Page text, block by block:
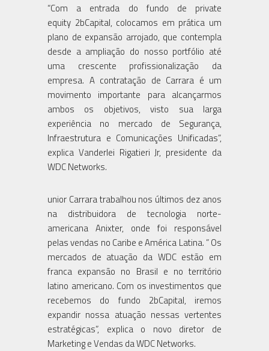
“Com a entrada do fundo de private
equity 2bCapital, colocamos em prática um
plano de expansão arrojado, que contempla
desde a ampliação do nosso portfólio até
uma crescente profissionalização da
empresa. A contratação de Carrara é um
movimento importante para alcançarmos
ambos os objetivos, visto sua larga
experiência no mercado de Segurança,
Infraestrutura e Comunicações Unificadas”,
explica Vanderlei Rigatieri Jr, presidente da
WDC Networks.
unior Carrara trabalhou nos últimos dez anos
na distribuidora de tecnologia norte-
americana Anixter, onde foi responsável
pelas vendas no Caribe e América Latina. ” Os
mercados de atuação da WDC estão em
franca expansão no Brasil e no território
latino americano. Com os investimentos que
recebemos do fundo 2bCapital, iremos
expandir nossa atuação nessas vertentes
estratégicas”, explica o novo diretor de
Marketing e Vendas da WDC Networks.